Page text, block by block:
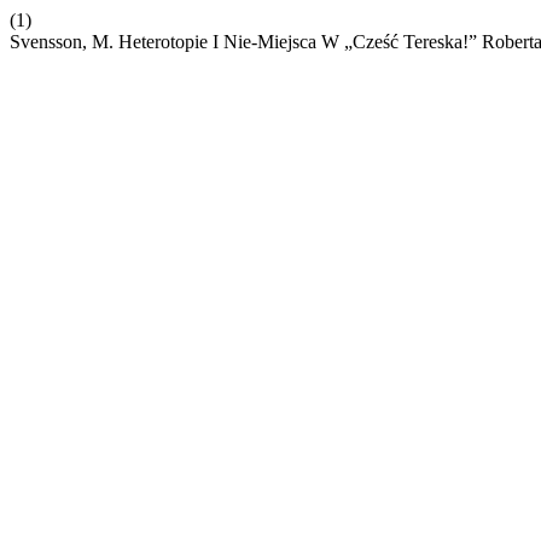
(1)
Svensson, M. Heterotopie I Nie-Miejsca W „Cześć Tereska!”